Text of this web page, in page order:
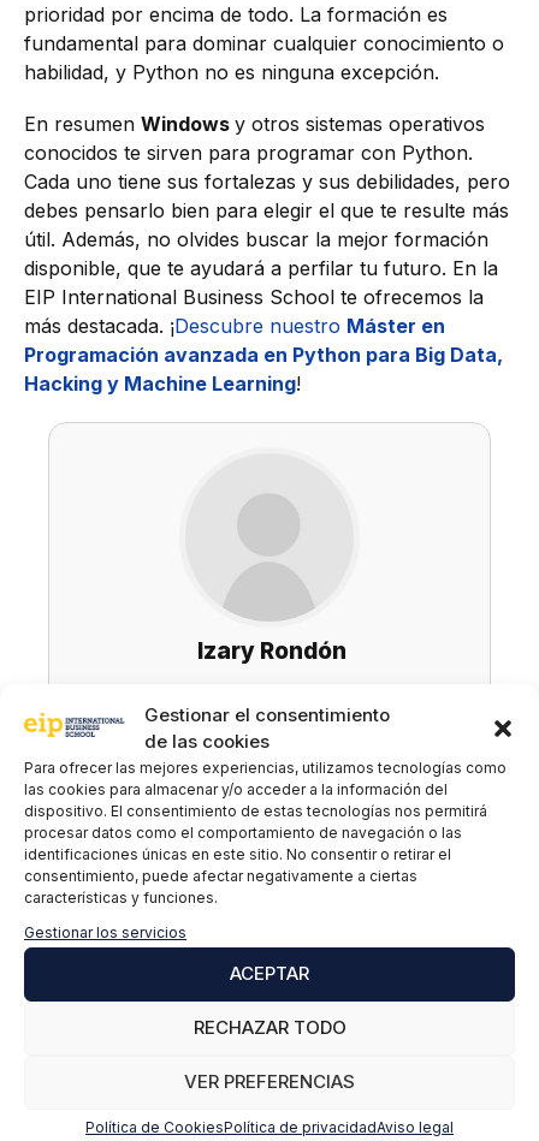
Gestionar el consentimiento
de las cookies
Para ofrecer las mejores experiencias, utilizamos tecnologías como
las cookies para almacenar y/o acceder a la información del
dispositivo. El consentimiento de estas tecnologías nos permitirá
procesar datos como el comportamiento de navegación o las
identificaciones únicas en este sitio. No consentir o retirar el
consentimiento, puede afectar negativamente a ciertas
características y funciones.
Gestionar los servicios
ACEPTAR
RECHAZAR TODO
VER PREFERENCIAS
Política de CookiesPolítica de privacidadAviso legal
prioridad por encima de todo. La formación es
fundamental para dominar cualquier conocimiento o
habilidad, y Python no es ninguna excepción.
En resumen Windows y otros sistemas operativos
conocidos te sirven para programar con Python.
Cada uno tiene sus fortalezas y sus debilidades, pero
debes pensarlo bien para elegir el que te resulte más
útil. Además, no olvides buscar la mejor formación
disponible, que te ayudará a perfilar tu futuro. En la
EIP International Business School te ofrecemos la
más destacada. ¡Descubre nuestro Máster en
Programación avanzada en Python para Big Data,
Hacking y Machine Learning!
Izary Rondón
Suscríbete a nuestra newsletter para estar
al día de todas las novedades
Nombre y apellidos
*Doy mi consentimiento expreso y acepto la
Política de privacidad.